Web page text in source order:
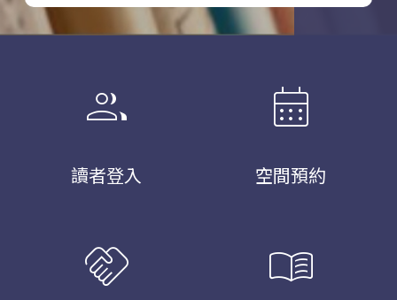
group
讀者登入
calendar_month
空間預約
handshake menu_book